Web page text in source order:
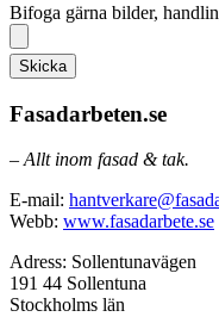
Bifoga gärna bilder,
Skicka
Fasadarbeten.se
– Allt inom fasad & tak.
E-mail:
Webb: www.fasadarbete.se
Adress: Sollentunavägen
191 44 Sollentuna
Stockholms län